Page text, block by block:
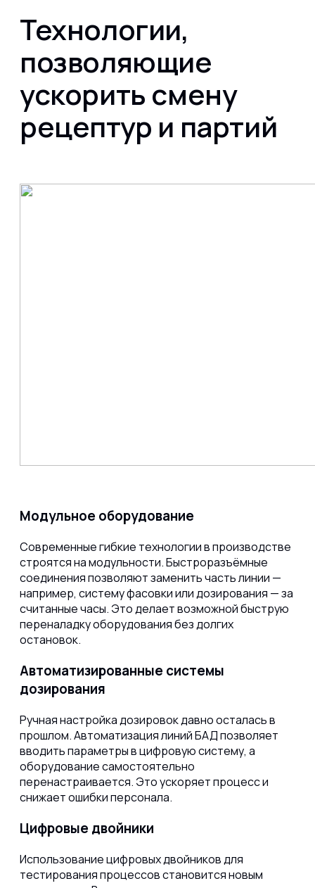
Технологии,
позволяющие
ускорить смену
рецептур и партий
Модульное оборудование
Современные гибкие технологии в производстве
строятся на модульности. Быстроразъёмные
соединения позволяют заменить часть линии —
например, систему фасовки или дозирования — за
считанные часы. Это делает возможной быструю
переналадку оборудования без долгих
остановок.
Автоматизированные системы
дозирования
Ручная настройка дозировок давно осталась в
прошлом. Автоматизация линий БАД позволяет
вводить параметры в цифровую систему, а
оборудование самостоятельно
перенастраивается. Это ускоряет процесс и
снижает ошибки персонала.
Цифровые двойники
Использование цифровых двойников для
тестирования процессов становится новым